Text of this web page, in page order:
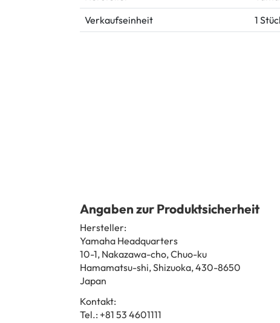
Verkaufseinheit
1
Angaben zur Produktsicherheit
Hersteller:
Yamaha Headquarters
10-1, Nakazawa-cho, Chuo-ku
Hamamatsu-shi, Shizuoka, 430-8650
Japan
Kontakt:
Tel.: +81 53 4601111